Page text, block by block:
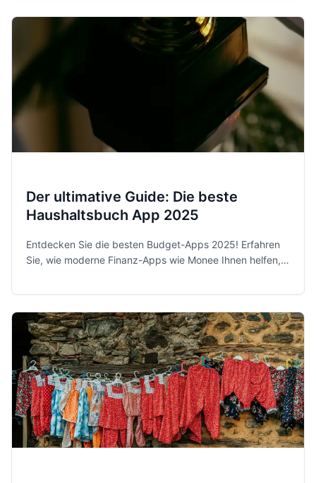
Der ultimative Guide: Die beste
Haushaltsbuch App 2025
Entdecken Sie die besten Budget-Apps 2025! Erfahren
Sie, wie moderne Finanz-Apps wie Monee Ihnen helfen,